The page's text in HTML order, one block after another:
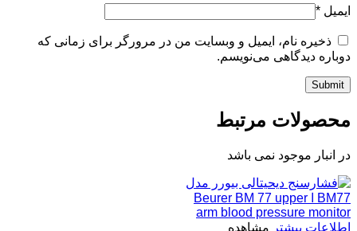
ایمیل *
ذخیره نام، ایمیل و وبسایت من در مرورگر برای زمانی که
دوباره دیدگاهی می‌نویسم.
محصولات مرتبط
در انبار موجود نمی باشد
اطلاعات بیشتر مشاهده